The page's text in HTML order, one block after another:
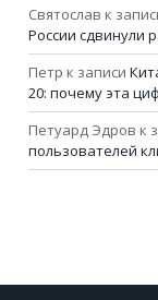
Святослав к
России сдвинули
Петр к записи
20: почему эта
Петуард Эдров к
пользователей